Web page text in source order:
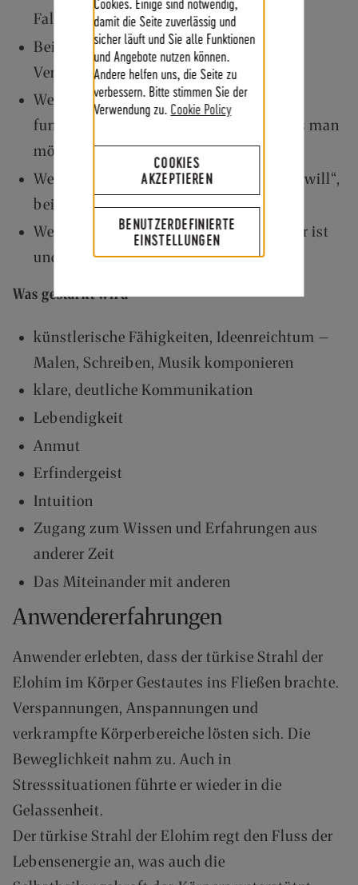
damit die Seite zuverlässig und
sicher läuft und Sie alle Funktionen
und Angebote nutzen können.
Andere helfen uns, die Seite zu
verbessern. Bitte stimmen Sie der
Verwendung zu. Cookie Policy
COOKIES
AKZEPTIEREN
BENUTZERDEFINIERTE
EINSTELLUNGEN
Falsch
Bei Verspannung, Anspannung,
Verkrampfung, Stauungen
Wenn man das Gefühl hat, nur zu
funktionieren aber nicht das zu tun, was man
möchte
Wenn man „immer alles richtig machen will“,
bei Perfektionismus
Wenn man sich schwer fühlt oder schwer ist
und leichter werden will
Was gestärkt wird
künstlerische Fähigkeiten, Ideenreichtum –
Malen, Schreiben, Musik komponieren
klare, deutliche Kommunikation
Lebendigkeit
Anmut
Erfindergeist
Intuition
Zugang zum Wissen und Erfahrungen aus
anderer Zeit
Das Miteinander mit anderen
Anwendererfahrungen
Anwender erlebten, dass der türkise Strahl der
Elohim im Körper Gestautes ins Fließen brachte.
Verspannungen, Anspannungen und
verkrampfte Körperbereiche lösten sich. Die
Beweglichkeit nahm zu. Auch in
Stresssituationen führte er wieder in die
Gelassenheit.
Der türkise Strahl der Elohim regt den Fluss der
Lebensenergie an, was auch die